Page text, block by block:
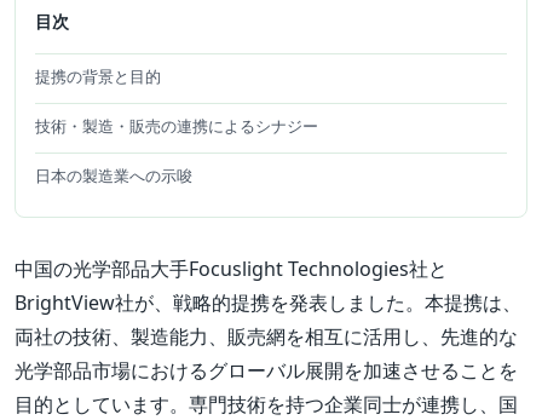
目次
提携の背景と目的
技術・製造・販売の連携によるシナジー
日本の製造業への示唆
中国の光学部品大手Focuslight Technologies社と
BrightView社が、戦略的提携を発表しました。本提携は、
両社の技術、製造能力、販売網を相互に活用し、先進的な
光学部品市場におけるグローバル展開を加速させることを
目的としています。専門技術を持つ企業同士が連携し、国